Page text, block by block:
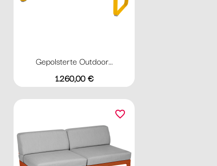
Gepolsterte Outdoor...
Preis
1.260,00 €
favorite_border